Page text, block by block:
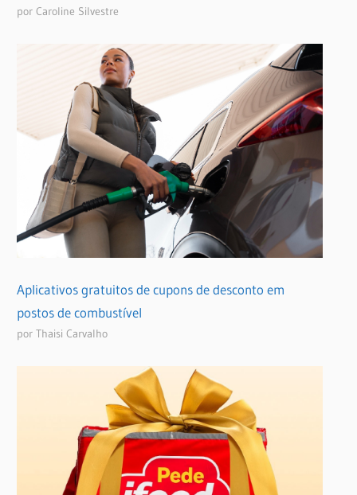
por Caroline Silvestre
Aplicativos gratuitos de cupons de desconto em
postos de combustível
por Thaisi Carvalho